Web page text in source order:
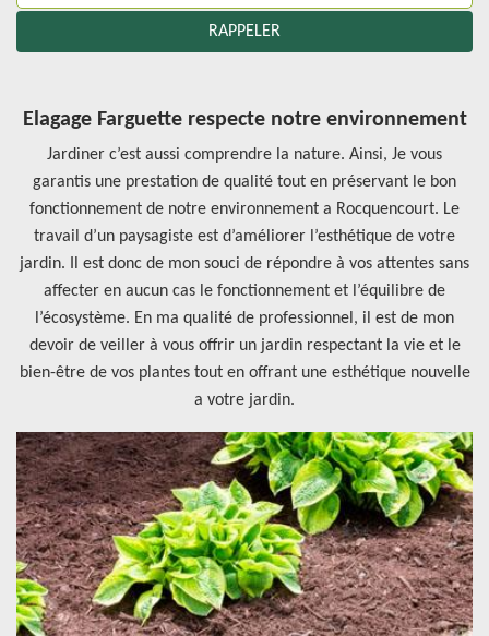
Elagage Farguette respecte notre environnement
Jardiner c’est aussi comprendre la nature. Ainsi, Je vous
garantis une prestation de qualité tout en préservant le bon
fonctionnement de notre environnement a Rocquencourt. Le
travail d’un paysagiste est d’améliorer l’esthétique de votre
jardin. Il est donc de mon souci de répondre à vos attentes sans
affecter en aucun cas le fonctionnement et l’équilibre de
l’écosystème. En ma qualité de professionnel, il est de mon
devoir de veiller à vous offrir un jardin respectant la vie et le
bien-être de vos plantes tout en offrant une esthétique nouvelle
a votre jardin.